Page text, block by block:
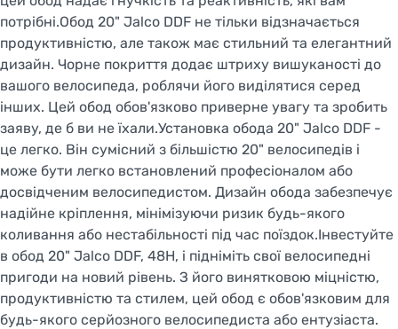
потрібні.Обод 20" Jalco DDF не тільки відзначається
продуктивністю, але також має стильний та елегантний
дизайн. Чорне покриття додає штриху вишуканості до
вашого велосипеда, роблячи його виділятися серед
інших. Цей обод обов'язково приверне увагу та зробить
заяву, де б ви не їхали.Установка обода 20" Jalco DDF -
це легко. Він сумісний з більшістю 20" велосипедів і
може бути легко встановлений професіоналом або
досвідченим велосипедистом. Дизайн обода забезпечує
надійне кріплення, мінімізуючи ризик будь-якого
коливання або нестабільності під час поїздок.Інвестуйте
в обод 20" Jalco DDF, 48H, і підніміть свої велосипедні
пригоди на новий рівень. З його винятковою міцністю,
продуктивністю та стилем, цей обод є обов'язковим для
будь-якого серйозного велосипедиста або ентузіаста.